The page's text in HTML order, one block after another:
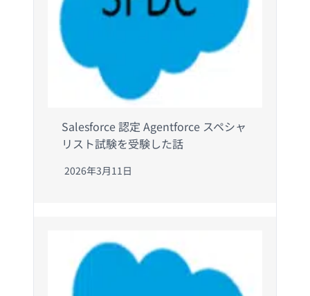
Salesforce 認定 Agentforce スペシャ
リスト試験を受験した話
2026年3月11日